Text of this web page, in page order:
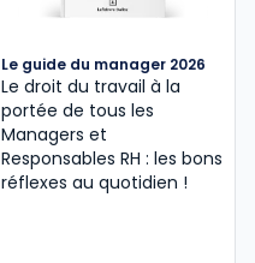
Le guide du manager 2026
Le droit du travail à la
portée de tous les
Managers et
Responsables RH : les bons
réflexes au quotidien !